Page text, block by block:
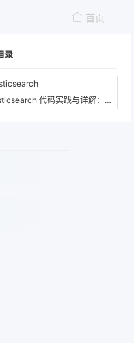
首页
录
Elasticsearch 代码实践与详解：从入门到进阶